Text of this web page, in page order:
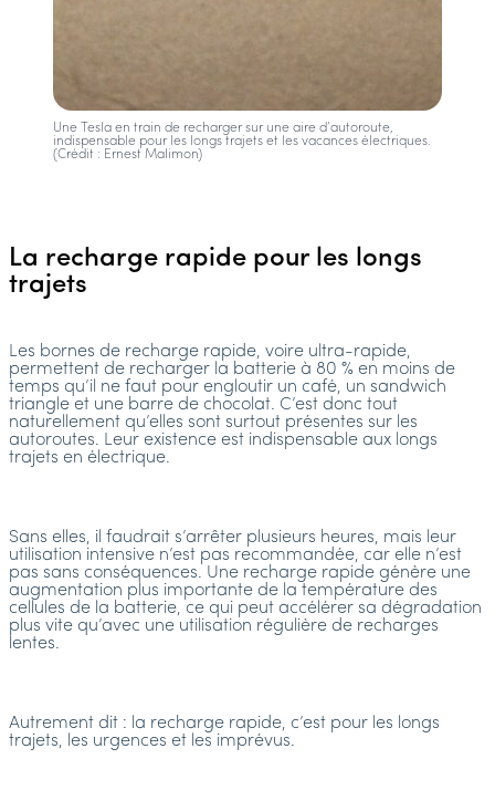
Une Tesla en train de recharger sur une aire d’autoroute,
indispensable pour les longs trajets et les vacances électriques.
(Crédit : Ernest Malimon)
La recharge rapide pour les longs
trajets
Les bornes de recharge rapide, voire ultra-rapide,
permettent de recharger la batterie à 80 % en moins de
temps qu’il ne faut pour engloutir un café, un sandwich
triangle et une barre de chocolat. C’est donc tout
naturellement qu’elles sont surtout présentes sur les
autoroutes. Leur existence est indispensable aux longs
trajets en électrique.
Sans elles, il faudrait s’arrêter plusieurs heures, mais leur
utilisation intensive n’est pas recommandée, car elle n’est
pas sans conséquences. Une recharge rapide génère une
augmentation plus importante de la température des
cellules de la batterie, ce qui peut accélérer sa dégradation
plus vite qu’avec une utilisation régulière de recharges
lentes.
Autrement dit : la recharge rapide, c’est pour les longs
trajets, les urgences et les imprévus.